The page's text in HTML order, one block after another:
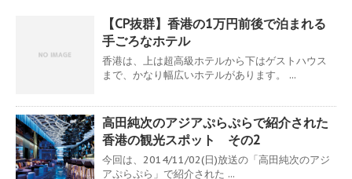
【CP抜群】香港の1万円前後で泊まれる
手ごろなホテル
香港は、上は超高級ホテルから下はゲストハウス
まで、かなり幅広いホテルがあります。 ...
高田純次のアジアぷらぷらで紹介された
香港の観光スポット その2
今回は、2014/11/02(日)放送の「高田純次のアジ
アぷらぷら」で紹介された ...